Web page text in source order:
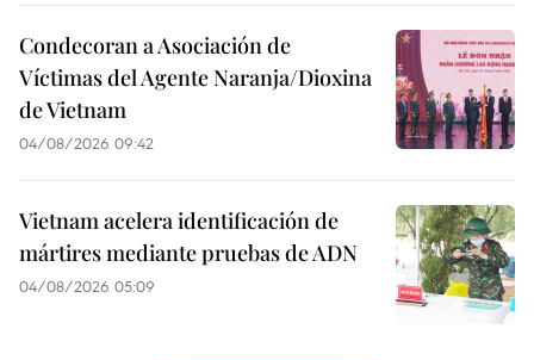
Condecoran a Asociación de
Víctimas del Agente Naranja/Dioxina
de Vietnam
04/08/2026 09:42
Vietnam acelera identificación de
mártires mediante pruebas de ADN
04/08/2026 05:09